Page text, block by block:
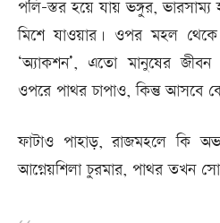
পলি-স্তর হয়ে যায় ভঙ্গুর,
মিশে যাওয়ার। ওপর মহল
‘অ্যাকশন’, এতো মানুষের
ওপরে পাথর চাপাও, কিন্তু আসবে
ফাটাও পাহাড়, রাজমহলে কি
আগ্নেয়শিলা চুরমার, পাথর তখন